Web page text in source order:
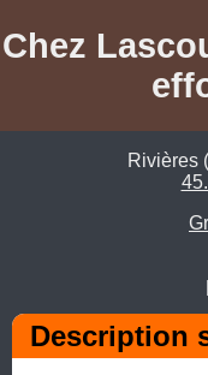
Chez
Rivières
Description